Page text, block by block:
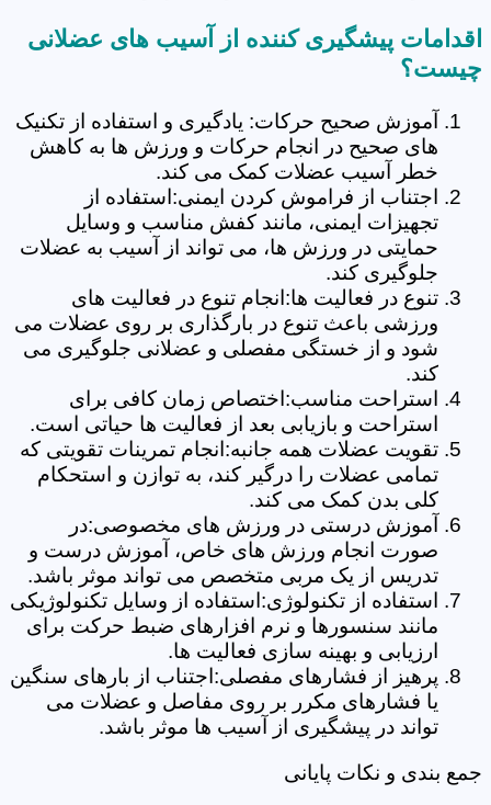
اقدامات پیشگیری کننده از آسیب های عضلانی
چیست؟
آموزش صحیح حرکات: یادگیری و استفاده از تکنیک
های صحیح در انجام حرکات و ورزش ها به کاهش
خطر آسیب عضلات کمک می کند.
اجتناب از فراموش کردن ایمنی:استفاده از
تجهیزات ایمنی، مانند کفش مناسب و وسایل
حمایتی در ورزش ها، می تواند از آسیب به عضلات
جلوگیری کند.
تنوع در فعالیت ها:انجام تنوع در فعالیت های
ورزشی باعث تنوع در بارگذاری بر روی عضلات می
شود و از خستگی مفصلی و عضلانی جلوگیری می
کند.
استراحت مناسب:اختصاص زمان کافی برای
استراحت و بازیابی بعد از فعالیت ها حیاتی است.
تقویت عضلات همه جانبه:انجام تمرینات تقویتی که
تمامی عضلات را درگیر کند، به توازن و استحکام
کلی بدن کمک می کند.
آموزش درستی در ورزش های مخصوصی:در
صورت انجام ورزش های خاص، آموزش درست و
تدریس از یک مربی متخصص می تواند موثر باشد.
استفاده از تکنولوژی:استفاده از وسایل تکنولوژیکی
مانند سنسورها و نرم افزارهای ضبط حرکت برای
ارزیابی و بهینه سازی فعالیت ها.
پرهیز از فشارهای مفصلی:اجتناب از بارهای سنگین
یا فشارهای مکرر بر روی مفاصل و عضلات می
تواند در پیشگیری از آسیب ها موثر باشد.
جمع بندی و نکات پایانی